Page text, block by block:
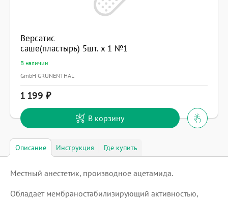
Версатис
саше(пластырь) 5шт. x 1 №1
В наличии
GmbH GRUNENTHAL
1 199
В корзину
Описание Инструкция Где купить
Местный анестетик, производное ацетамида.
Обладает мембраностабилизирующий активностью,